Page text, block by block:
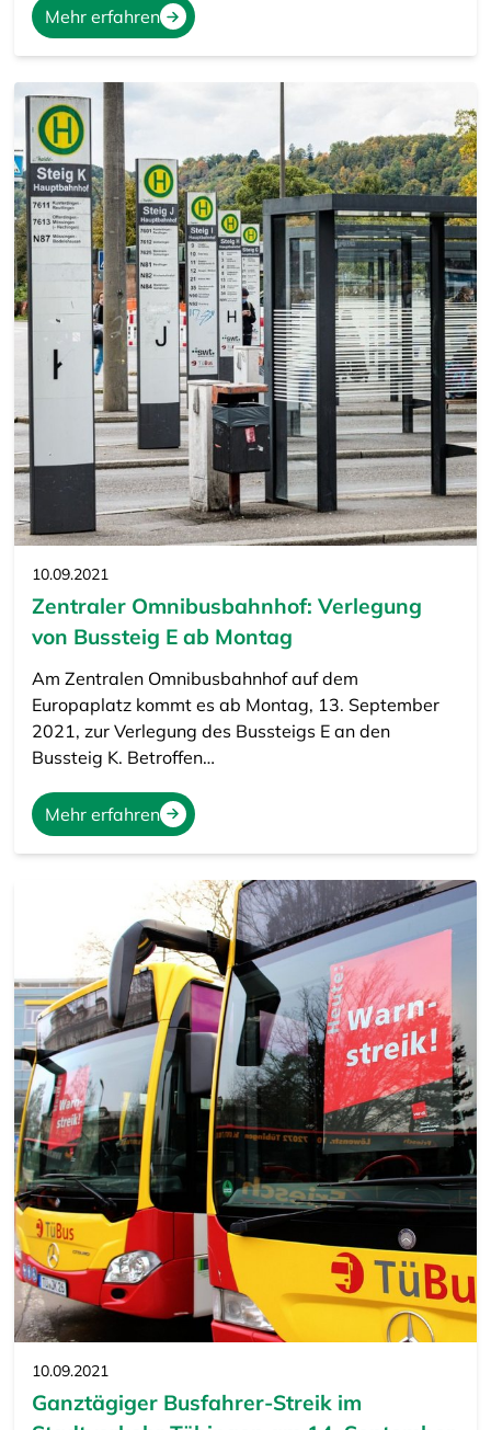
Mehr erfahren
10.09.2021
Zentraler Omnibusbahnhof: Verlegung
von Bussteig E ab Montag
Am Zentralen Omnibusbahnhof auf dem
Europaplatz kommt es ab Montag, 13. September
2021, zur Verlegung des Bussteigs E an den
Bussteig K. Betroffen…
Mehr erfahren
10.09.2021
Ganztägiger Busfahrer-Streik im